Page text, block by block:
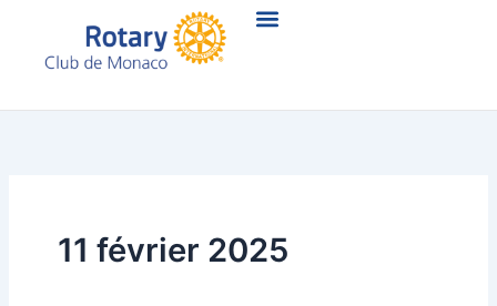
contenu
11 février 2025